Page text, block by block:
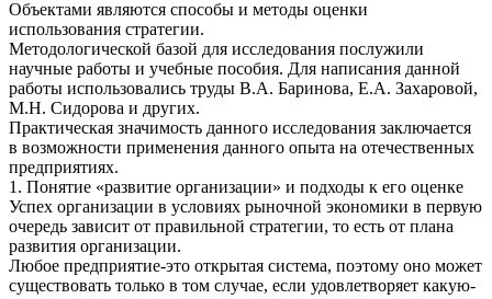
Объектами являются способы и методы оценки
использования стратегии.
Методологической базой для исследования послужили
научные работы и учебные пособия. Для написания данной
работы использовались труды В.А. Баринова, Е.А. Захаровой,
М.Н. Сидорова и других.
Практическая значимость данного исследования заключается
в возможности применения данного опыта на отечественных
предприятиях.
1. Понятие «развитие организации» и подходы к его оценке
Успех организации в условиях рыночной экономики в первую
очередь зависит от правильной стратегии, то есть от плана
развития организации.
Любое предприятие-это открытая система, поэтому оно может
существовать только в том случае, если удовлетворяет какую-